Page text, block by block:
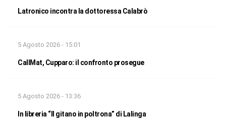
Latronico incontra la dottoressa Calabrò
5 Agosto 2026 - 15:01
CallMat, Cupparo: il confronto prosegue
5 Agosto 2026 - 13:36
In libreria “Il gitano in poltrona” di Lalinga